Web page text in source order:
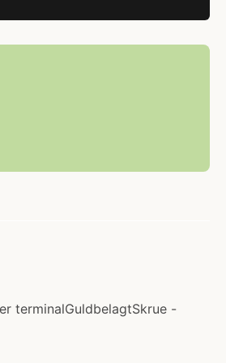
terminalGuldbelagtSkrue -